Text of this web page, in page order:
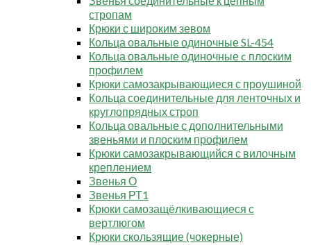
стропам
Крюки с широким зевом
Кольца овальные одиночные SL-454
Кольца овальные одиночные c плоским
профилем
Крюки самозакрывающиеся с проушиной
Кольца соединительные для ленточных и
круглопрядных строп
Кольца овальные с дополнительными
звеньями и плоским профилем
Крюки самозакрывающийся с вилочным
креплением
Звенья О
Звенья РТ1
Крюки самозащёлкивающиеся с
вертлюгом
Крюки скользящие (чокерные)